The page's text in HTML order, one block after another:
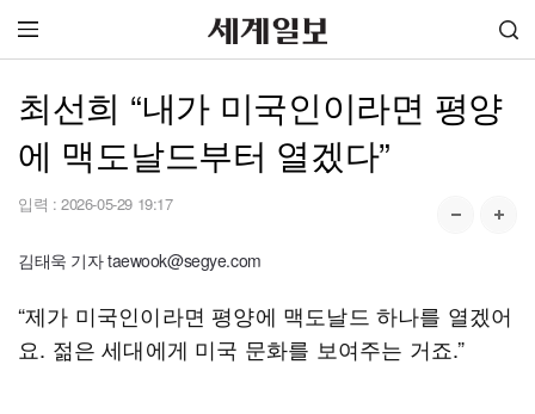
최선희 “내가 미국인이라면 평양
에 맥도날드부터 열겠다”
입력 : 2026-05-29 19:17
김태욱 기자 taewook@segye.com
“제가 미국인이라면 평양에 맥도날드 하나를 열겠어
요. 젊은 세대에게 미국 문화를 보여주는 거죠.”